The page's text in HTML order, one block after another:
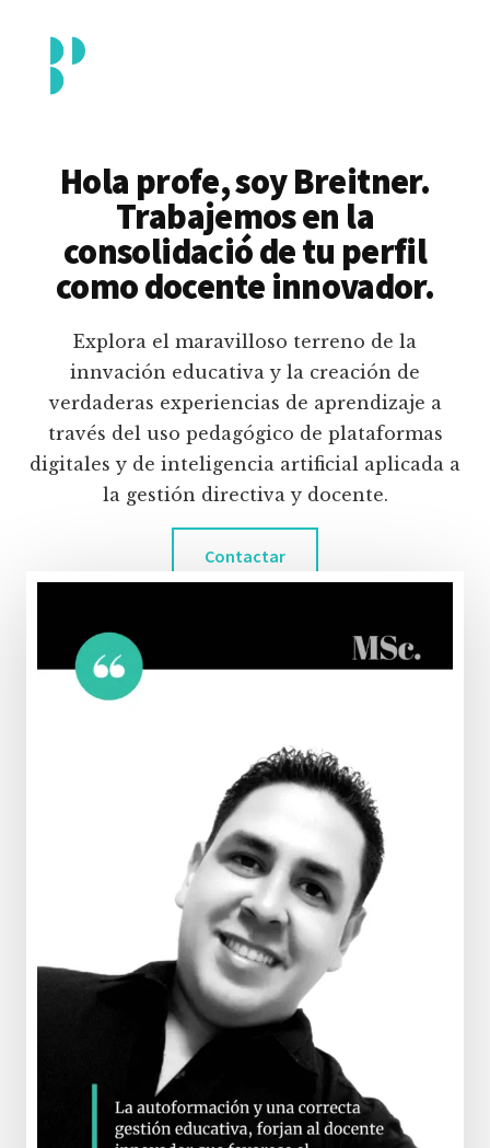
contenido
principal
menu
Piedrahita
docente
pedagógico
educativas
digitales
inteligencia
artificial.
Hola profe, soy Breitner.
Trabajemos en la
consolidació de tu perfil
como docente innovador.
Explora el maravilloso terreno de la
innvación educativa y la creación de
verdaderas experiencias de aprendizaje a
través del uso pedagógico de plataformas
digitales y de inteligencia artificial aplicada a
la gestión directiva y docente.
Contactar